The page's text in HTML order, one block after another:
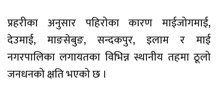
प्रहरीका अनुसार पहिरोका कारण माईजोगमाई,
देउमाई, माङसेबुङ, सन्दकपुर, इलाम र माई
नगरपालिका लगायतका विभिन्न स्थानीय तहमा ठूलो
जनधनको क्षति भएको छ ।